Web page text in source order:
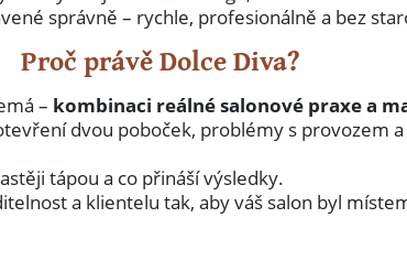
správně – rychle, profesionálně a bez
Proč právě Dolce Diva?
– kombinaci reálné salonové praxe a
dvou poboček, problémy s provozem
tápou a co přináší výsledky.
a klientelu tak, aby váš salon byl